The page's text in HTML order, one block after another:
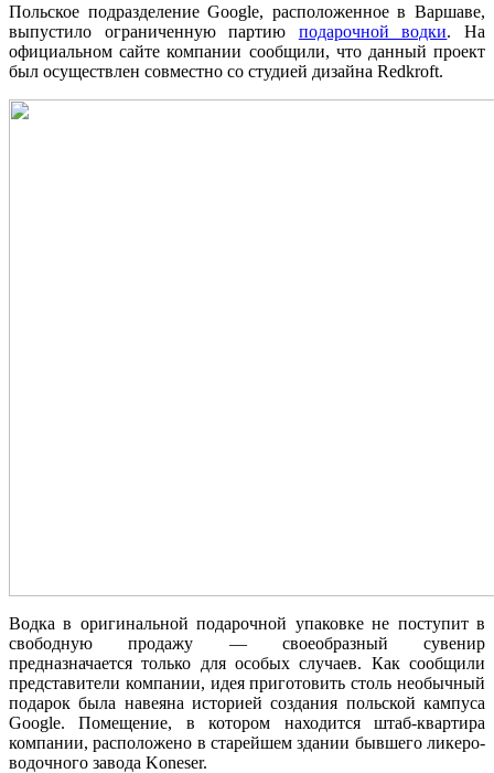
Польское подразделение Google, расположенное в Варшаве,
выпустило ограниченную партию подарочной водки. На
официальном сайте компании сообщили, что данный проект
был осуществлен совместно со студией дизайна Redkroft.
Водка в оригинальной подарочной упаковке не поступит в
свободную продажу — своеобразный сувенир
предназначается только для особых случаев. Как сообщили
представители компании, идея приготовить столь необычный
подарок была навеяна историей создания польской кампуса
Google. Помещение, в котором находится штаб-квартира
компании, расположено в старейшем здании бывшего ликеро-
водочного завода Koneser.